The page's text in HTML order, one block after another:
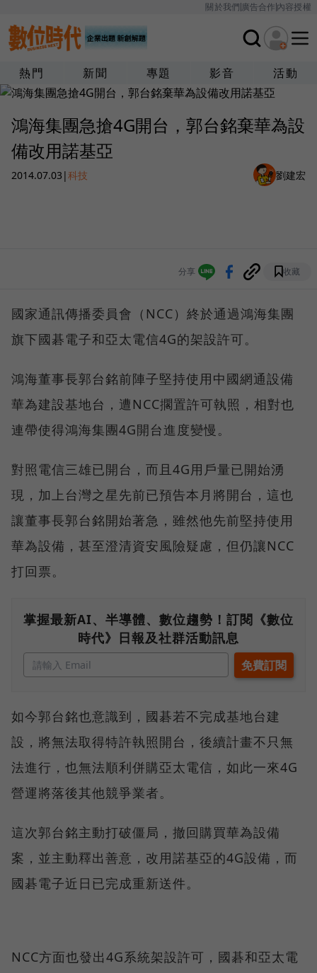
關於我們廣告合作內容授權
熱門 新聞 專題 影音 活動
鴻海集團急搶4G開台，郭台銘棄華為設
備改用諾基亞
2014.07.03 |科技 劉建宏
分享 收藏
國家通訊傳播委員會（NCC）終於通過鴻海集團
旗下國碁電子和亞太電信4G的架設許可。
鴻海董事長郭台銘前陣子堅持使用中國網通設備
華為建設基地台，遭NCC擱置許可執照，相對也
連帶使得鴻海集團4G開台進度變慢。
對照電信三雄已開台，而且4G用戶量已開始湧
現，加上台灣之星先前已預告本月將開台，這也
讓董事長郭台銘開始著急，雖然他先前堅持使用
華為設備，甚至澄清資安風險疑慮，但仍讓NCC
打回票。
掌握最新AI、半導體、數位趨勢！訂閱《數位
時代》日報及社群活動訊息
如今郭台銘也意識到，國碁若不完成基地台建
設，將無法取得特許執照開台，後續計畫不只無
法進行，也無法順利併購亞太電信，如此一來4G
營運將落後其他競爭業者。
這次郭台銘主動打破僵局，撤回購買華為設備
案，並主動釋出善意，改用諾基亞的4G設備，而
國碁電子近日已完成重新送件。
NCC方面也發出4G系統架設許可，國碁和亞太電